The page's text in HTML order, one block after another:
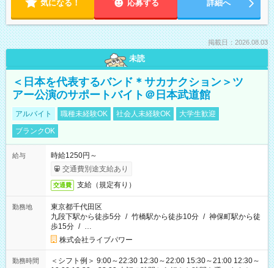
気になる！ 応募する 詳細へ
掲載日：2026.08.03
未読
＜日本を代表するバンド＊サカナクション＞ツ
アー公演のサポートバイト＠日本武道館
アルバイト 職種未経験OK 社会人未経験OK
大学生歓迎
ブランクOK
給与
時給1250円～
交通費別途支給あり
交通費 支給（規定有り）
勤務地
東京都千代田区
九段下駅から徒歩5分 / 竹橋駅から徒歩10分 / 神保町駅から徒
歩15分 / …
株式会社ライブパワー
勤務時間
＜シフト例＞ 9:00～22:30 12:30～22:00 15:30～21:00 12:30～